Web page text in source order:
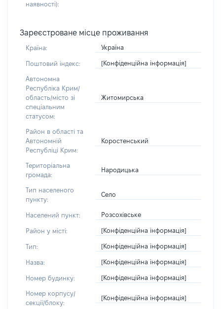
наявності):
Зареєстроване місце проживання
Країна: Україна
Поштовий індекс: [Конфіденційна інформація]
Автономна
Республіка Крим/
область/місто зі
спеціальним
статусом:
Житомирська
Район в області та
Автономній
Республіці Крим:
Коростенський
Територіальна
громада:
Народицька
Тип населеного
пункту:
Село
Населений пункт: Розсохівське
Район у місті: [Конфіденційна інформація]
Тип: [Конфіденційна інформація]
Назва: [Конфіденційна інформація]
Номер будинку: [Конфіденційна інформація]
Номер корпусу/
секції/блоку:
[Конфіденційна інформація]